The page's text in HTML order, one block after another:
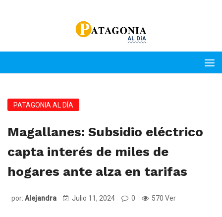
PATAGONIA AL DÍA
Magallanes: Subsidio eléctrico
capta interés de miles de
hogares ante alza en tarifas
por: Alejandra Julio 11, 2024 0 570 Ver